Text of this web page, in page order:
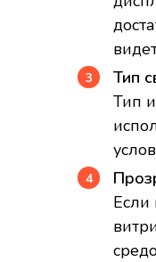
Тип
Тип
Если